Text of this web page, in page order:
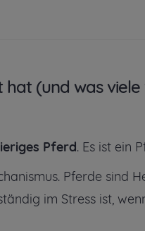
(und was
Pferd. Es ist ein
Pferde sind
im Stress ist,